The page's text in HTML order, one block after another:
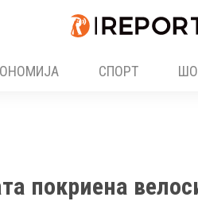
СПОРТ
покриена